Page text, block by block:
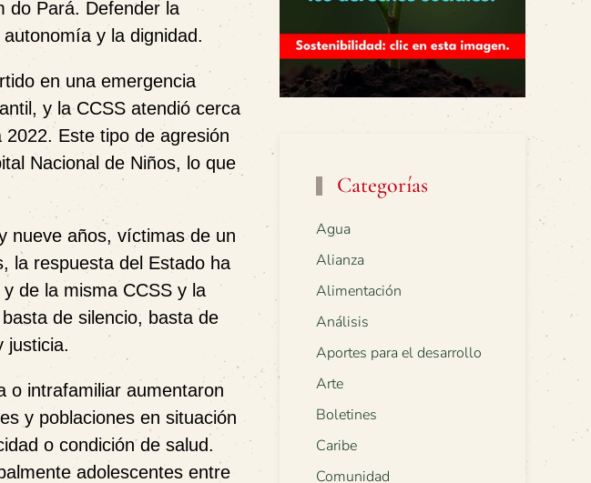
do Pará. Defender la
y la dignidad.
en una emergencia
y la CCSS atendió cerca
Este tipo de agresión
Nacional de Niños, lo que
nueve años, víctimas de un
la respuesta del Estado ha
de la misma CCSS y la
de silencio, basta de
justicia.
o intrafamiliar aumentaron
y poblaciones en situación
o condición de salud.
adolescentes entre
Categorías
Agua
Alianza
Alimentación
Análisis
Aportes para el desarrollo
Arte
Boletines
Caribe
Comunidad